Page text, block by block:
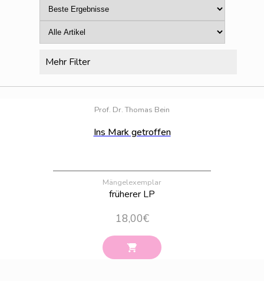
Mehr Filter
Prof. Dr. Thomas Bein
Ins Mark getroffen
Mängelexemplar
früherer LP
18,00€